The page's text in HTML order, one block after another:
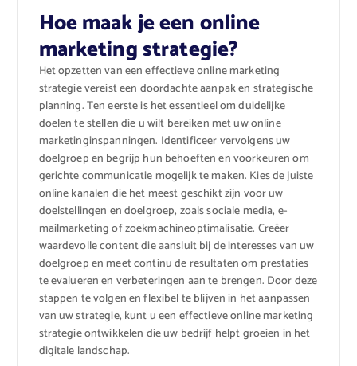
Hoe maak je een online
marketing strategie?
Het opzetten van een effectieve online marketing
strategie vereist een doordachte aanpak en strategische
planning. Ten eerste is het essentieel om duidelijke
doelen te stellen die u wilt bereiken met uw online
marketinginspanningen. Identificeer vervolgens uw
doelgroep en begrijp hun behoeften en voorkeuren om
gerichte communicatie mogelijk te maken. Kies de juiste
online kanalen die het meest geschikt zijn voor uw
doelstellingen en doelgroep, zoals sociale media, e-
mailmarketing of zoekmachineoptimalisatie. Creëer
waardevolle content die aansluit bij de interesses van uw
doelgroep en meet continu de resultaten om prestaties
te evalueren en verbeteringen aan te brengen. Door deze
stappen te volgen en flexibel te blijven in het aanpassen
van uw strategie, kunt u een effectieve online marketing
strategie ontwikkelen die uw bedrijf helpt groeien in het
digitale landschap.